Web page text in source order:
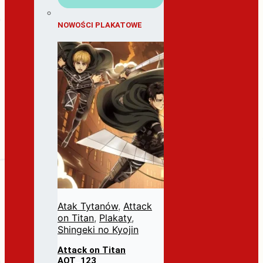
NOWOŚCI PLAKATOWE
Atak Tytanów, Attack
on Titan, Plakaty,
Shingeki no Kyojin
Attack on Titan
AOT_123